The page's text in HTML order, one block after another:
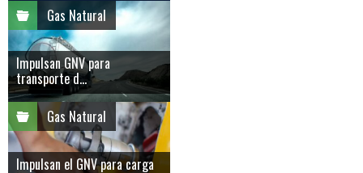
Gas Natural
Impulsan GNV para
transporte d...
Gas Natural
Impulsan el GNV para carga